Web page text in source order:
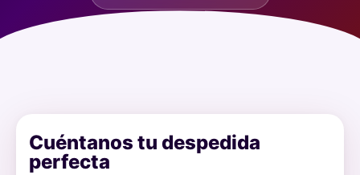
Cuéntanos tu despedida
perfecta